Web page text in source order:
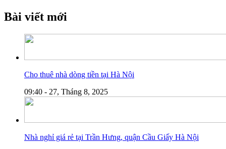
Bài viết mới
Cho thuê nhà dòng tiền tại Hà Nội
09:40 - 27, Tháng 8, 2025
Nhà nghỉ giá rẻ tại Trần Hưng, quận Cầu Giấy Hà Nội